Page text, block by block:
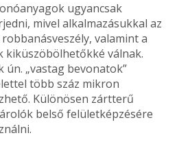
ugyancsak
mivel alkalmazásukkal az
valamint a
kiküszöbölhetőkké válnak.
„vastag bevonatok”
több száz mikron
Különösen zártterű
belső felületképzésére